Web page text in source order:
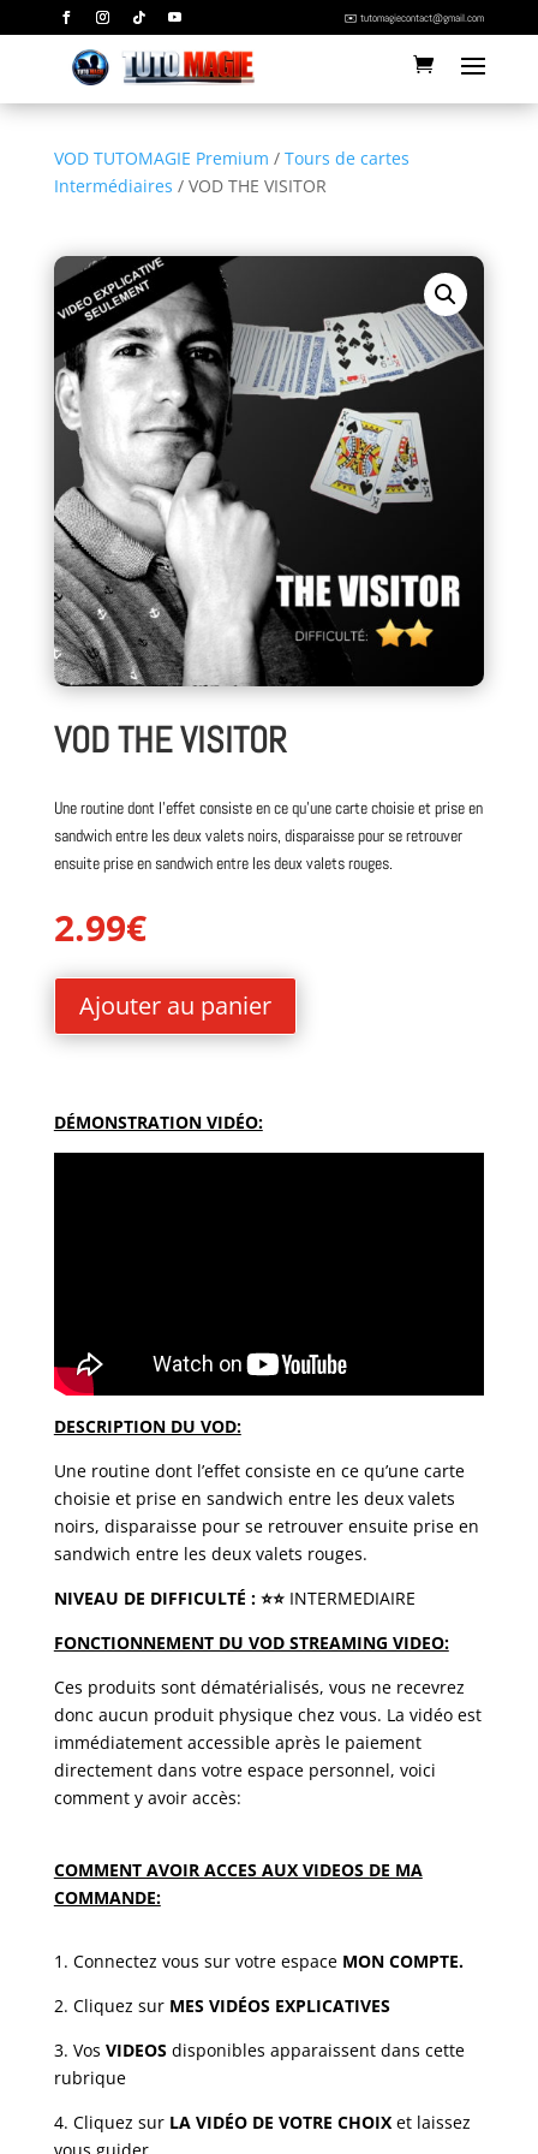
✉️ tutomagiecontact@gmail.com
VOD TUTOMAGIE Premium / Tours de cartes
Intermédiaires / VOD THE VISITOR
VOD THE VISITOR
Une routine dont l’effet consiste en ce qu’une carte choisie et prise en
sandwich entre les deux valets noirs, disparaisse pour se retrouver
ensuite prise en sandwich entre les deux valets rouges.
2.99€
Ajouter au panier
DÉMONSTRATION VIDÉO:
DESCRIPTION DU VOD:
Une routine dont l’effet consiste en ce qu’une carte
choisie et prise en sandwich entre les deux valets
noirs, disparaisse pour se retrouver ensuite prise en
sandwich entre les deux valets rouges.
NIVEAU DE DIFFICULTÉ : ⭐️⭐️ INTERMEDIAIRE
FONCTIONNEMENT DU VOD STREAMING VIDEO:
Ces produits sont dématérialisés, vous ne recevrez
donc aucun produit physique chez vous. La vidéo est
immédiatement accessible après le paiement
directement dans votre espace personnel, voici
comment y avoir accès:
COMMENT AVOIR ACCES AUX VIDEOS DE MA
COMMANDE:
1. Connectez vous sur votre espace MON COMPTE.
2. Cliquez sur MES VIDÉOS EXPLICATIVES
3. Vos VIDEOSdisponibles apparaissent dans cette
rubrique
4. Cliquez sur LA VIDÉO DE VOTRE CHOIX et laissez